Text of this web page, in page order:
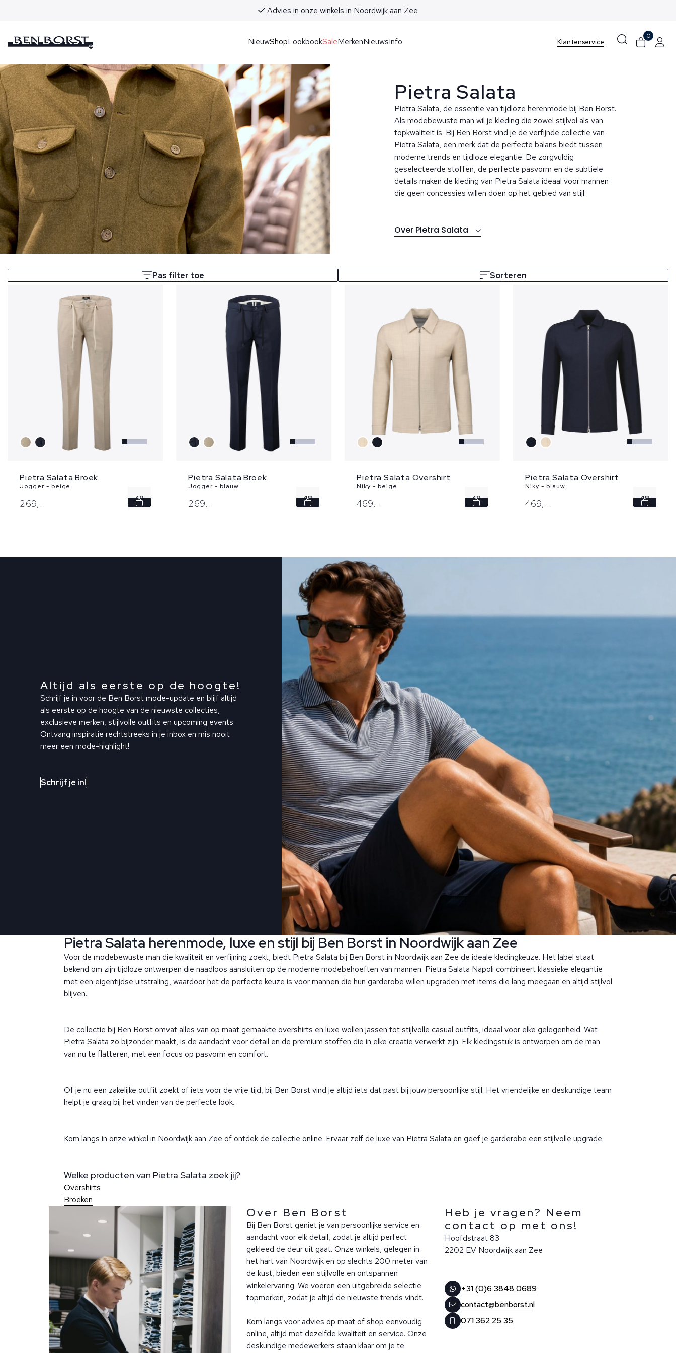
Advies in onze winkels in Noordwijk aan Zee
NieuwShopLookbookSaleMerkenNieuwsInfo Klantenservice
0
Pietra Salata
Pietra Salata, de essentie van tijdloze herenmode bij Ben Borst.
Als modebewuste man wil je kleding die zowel stijlvol als van
topkwaliteit is. Bij Ben Borst vind je de verfijnde collectie van
Pietra Salata, een merk dat de perfecte balans biedt tussen
moderne trends en tijdloze elegantie. De zorgvuldig
geselecteerde stoffen, de perfecte pasvorm en de subtiele
details maken de kleding van Pietra Salata ideaal voor mannen
die geen concessies willen doen op het gebied van stijl.
Over Pietra Salata
Pas filter toe Sorteren
Pietra Salata Broek
Jogger - beige
269,- 48
Pietra Salata Broek
Jogger - blauw
269,- 48
Pietra Salata Overshirt
Niky - beige
469,- 48
Pietra Salata Overshirt
Niky - blauw
469,- 48
Altijd als eerste op de hoogte!
Schrijf je in voor de Ben Borst mode-update en blijf altijd
als eerste op de hoogte van de nieuwste collecties,
exclusieve merken, stijlvolle outfits en upcoming events.
Ontvang inspiratie rechtstreeks in je inbox en mis nooit
meer een mode-highlight!
Schrijf je in!
Pietra Salata herenmode, luxe en stijl bij Ben Borst in Noordwijk aan Zee
Voor de modebewuste man die kwaliteit en verfijning zoekt, biedt Pietra Salata bij Ben Borst in Noordwijk aan Zee de ideale kledingkeuze. Het label staat
bekend om zijn tijdloze ontwerpen die naadloos aansluiten op de moderne modebehoeften van mannen. Pietra Salata Napoli combineert klassieke elegantie
met een eigentijdse uitstraling, waardoor het de perfecte keuze is voor mannen die hun garderobe willen upgraden met items die lang meegaan en altijd stijlvol
blijven.
De collectie bij Ben Borst omvat alles van op maat gemaakte overshirts en luxe wollen jassen tot stijlvolle casual outfits, ideaal voor elke gelegenheid. Wat
Pietra Salata zo bijzonder maakt, is de aandacht voor detail en de premium stoffen die in elke creatie verwerkt zijn. Elk kledingstuk is ontworpen om de man
van nu te flatteren, met een focus op pasvorm en comfort.
Of je nu een zakelijke outfit zoekt of iets voor de vrije tijd, bij Ben Borst vind je altijd iets dat past bij jouw persoonlijke stijl. Het vriendelijke en deskundige team
helpt je graag bij het vinden van de perfecte look.
Kom langs in onze winkel in Noordwijk aan Zee of ontdek de collectie online. Ervaar zelf de luxe van Pietra Salata en geef je garderobe een stijlvolle upgrade.
Welke producten van Pietra Salata zoek jij?
Overshirts
Broeken
Over Ben Borst
Bij Ben Borst geniet je van persoonlijke service en
aandacht voor elk detail, zodat je altijd perfect
gekleed de deur uit gaat. Onze winkels, gelegen in
het hart van Noordwijk en op slechts 200 meter van
de kust, bieden een stijlvolle en ontspannen
winkelervaring. We voeren een uitgebreide selectie
topmerken, zodat je altijd de nieuwste trends vindt.
Kom langs voor advies op maat of shop eenvoudig
online, altijd met dezelfde kwaliteit en service. Onze
deskundige medewerkers staan klaar om je te
Heb je vragen? Neem
contact op met ons!
Hoofdstraat 83
2202 EV Noordwijk aan Zee
+31 (0)6 3848 0689
contact@benborst.nl
071 362 25 35